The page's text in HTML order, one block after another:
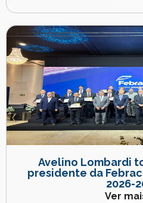
Avelino Lombardi
presidente da
2026-
Ver